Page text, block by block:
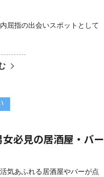
屈指の出会いスポットとして
必見の居酒屋・バー
気あふれる居酒屋やバーが点